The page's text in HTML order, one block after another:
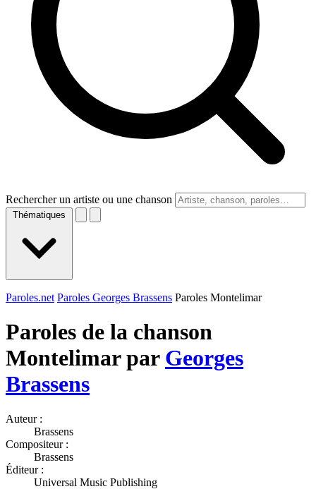
Rechercher un artiste ou une chanson
Thématiques
Paroles.net Paroles Georges Brassens Paroles Montelimar
Paroles de la chanson
Montelimar par Georges
Brassens
Auteur :
Brassens
Compositeur :
Brassens
Éditeur :
Universal Music Publishing